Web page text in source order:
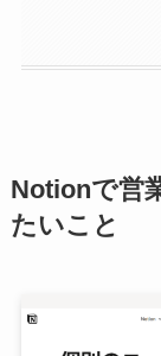
Notionで営
たいこと